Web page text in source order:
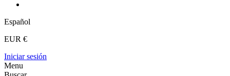
Español
EUR €
Iniciar sesión
Menu